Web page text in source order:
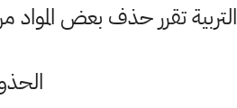
التربية تقرر حذف بعض المواد من